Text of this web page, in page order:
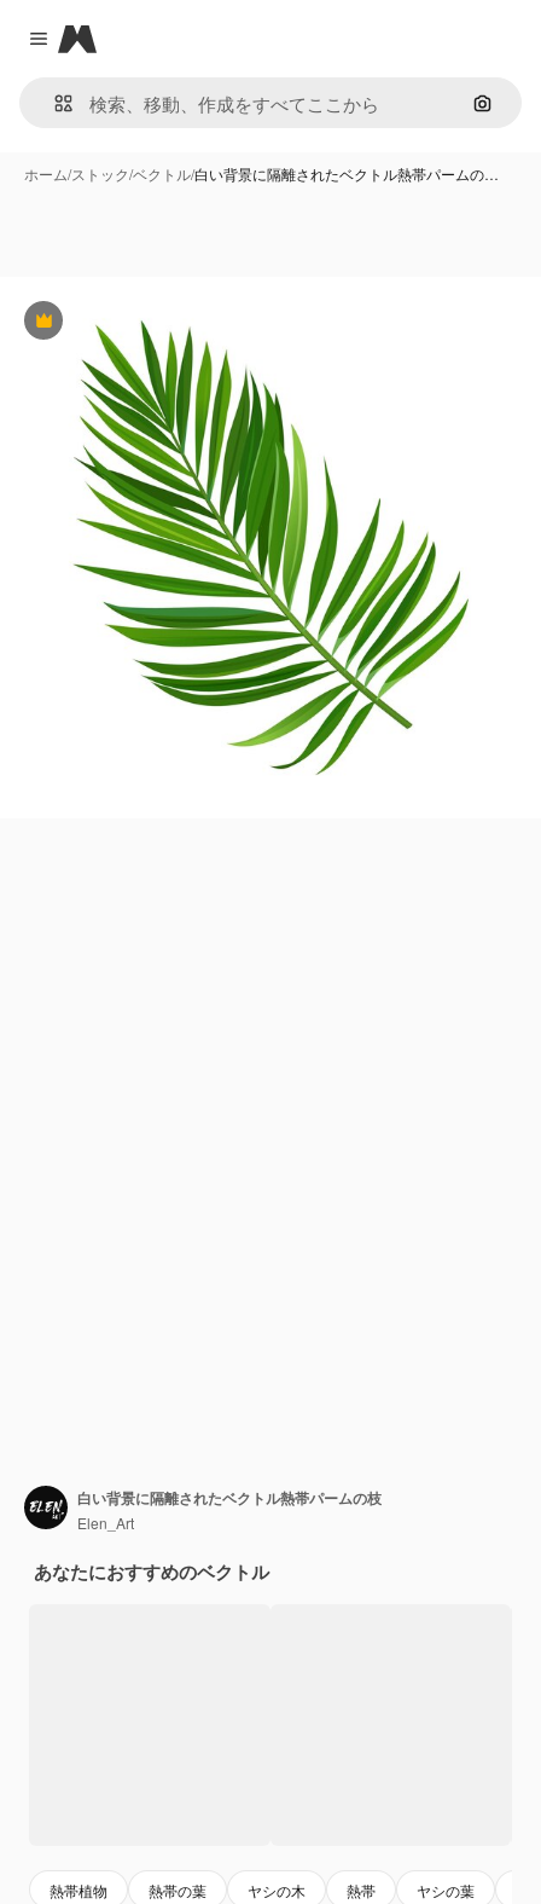
Close menu
Magnific
画像で
ホーム/ストック/ベクトル/白い背景に隔離されたベクトル熱帯パームの…
Premium
白い背景に隔離されたベクトル熱帯パームの枝
Elen_Art
あなたにおすすめのベクトル
熱帯植物 熱帯の葉 ヤシの木 熱帯 ヤシの葉